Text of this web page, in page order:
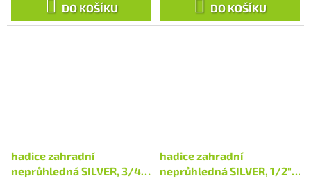
DO KOŠÍKU DO KOŠÍKU
hadice zahradní
neprůhledná SILVER, 3/4",
hadice zahradní
neprůhledná SILVER, 1/2",